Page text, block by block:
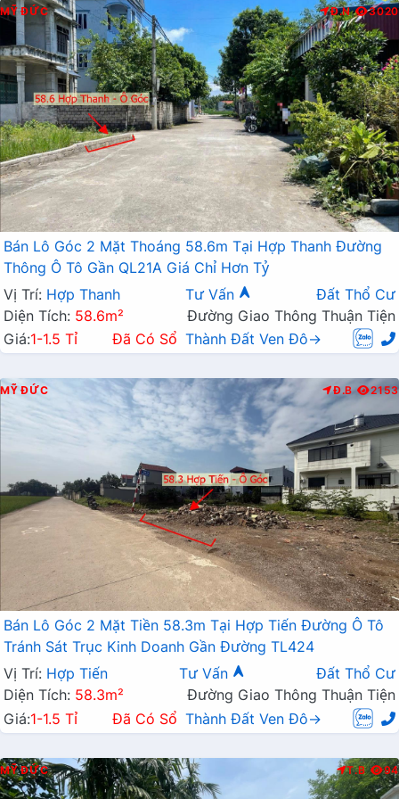
MỸ ĐỨC Đ.N 3020
Bán Lô Góc 2 Mặt Thoáng 58.6m Tại Hợp Thanh Đường
Thông Ô Tô Gần QL21A Giá Chỉ Hơn Tỷ
Vị Trí: Hợp Thanh Tư Vấn
Đất Thổ Cư
Diện Tích: 58.6m²
Đường Giao Thông Thuận Tiện
Giá:1-1.5 Tỉ Đã Có Sổ Thành Đất Ven Đô→
MỸ ĐỨC Đ.B 2153
Bán Lô Góc 2 Mặt Tiền 58.3m Tại Hợp Tiến Đường Ô Tô
Tránh Sát Trục Kinh Doanh Gần Đường TL424
Vị Trí: Hợp Tiến Tư Vấn
Đất Thổ Cư
Diện Tích: 58.3m²
Đường Giao Thông Thuận Tiện
Giá:1-1.5 Tỉ Đã Có Sổ Thành Đất Ven Đô→
MỸ ĐỨC T.B 94